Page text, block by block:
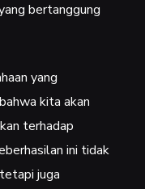
bertanggung
yang
kita akan
terhadap
ini tidak
juga